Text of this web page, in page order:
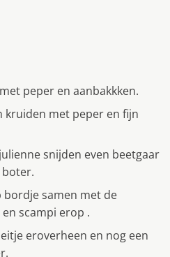
peper en aanbakkken.
kruiden met peper en fijn
snijden even beetgaar
boter.
bordje samen met de
scampi erop .
eroverheen en nog een